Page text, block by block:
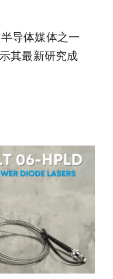
导体媒体之一
其最新研究成